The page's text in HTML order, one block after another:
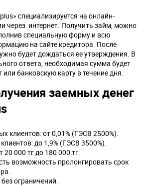
специализируется на онлайн-
через интернет. Получить займ, можно
специальную форму и всю
на сайте кредитора. После
будет дождаться ее утверждения. В
ответа, необходимая сумма будет
или банковскую карту в течение дня.
заемных денег
клиентов: от 0,01% (ГЭСВ 2500%).
до 1,9% (ГЭСВ 3500%).
000 тг до 180 000 тг.
возможность пролонгировать срок
ограничений.